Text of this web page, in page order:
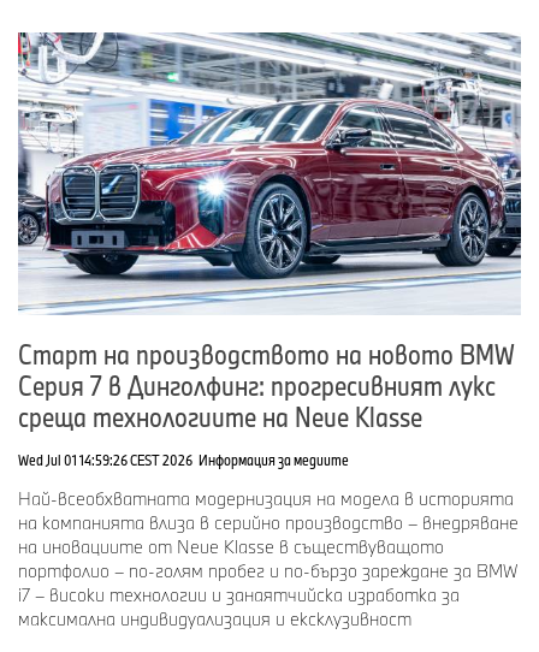
April 2, 1984, with the former Bavarian Minister-President Franz-Josef
Strauß (01/2025)
1985Тържество по случай завършване на грубия
строеж
1986Начало на производството на BMW Серия 3
(E30), около 1 300 служители
40 години завод на BMW Group в Регенсбург:
официалният старт на производството в
автомобилния сектор беше отбелязано от
тогавашния председател на Управителния съвет
Старт на производството на новото BMW
Серия 7 в Динголфинг: прогресивният лукс
среща технологиите на Neue Klasse
Wed Jul 01 14:59:26 CEST 2026 Информация за медиите
Най-всеобхватната модернизация на модела в историята
на компанията влиза в серийно производство – внедряване
на иновациите от Neue Klasse в съществуващото
портфолио – по-голям пробег и по-бързо зареждане за BMW
i7 – високи технологии и занаятчийска изработка за
максимална индивидуализация и ексклузивност